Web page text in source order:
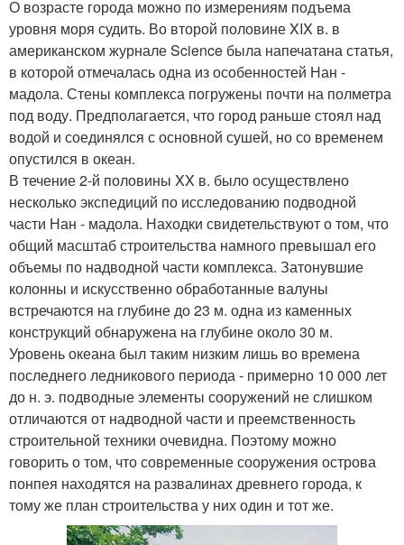
О возрасте города можно по измерениям подъема
уровня моря судить. Во второй половине XIX в. в
американском журнале Science была напечатана статья,
в которой отмечалась одна из особенностей Нан -
мадола. Стены комплекса погружены почти на полметра
под воду. Предполагается, что город раньше стоял над
водой и соединялся с основной сушей, но со временем
опустился в океан.
В течение 2-й половины XX в. было осуществлено
несколько экспедиций по исследованию подводной
части Нан - мадола. Находки свидетельствуют о том, что
общий масштаб строительства намного превышал его
объемы по надводной части комплекса. Затонувшие
колонны и искусственно обработанные валуны
встречаются на глубине до 23 м. одна из каменных
конструкций обнаружена на глубине около 30 м.
Уровень океана был таким низким лишь во времена
последнего ледникового периода - примерно 10 000 лет
до н. э. подводные элементы сооружений не слишком
отличаются от надводной части и преемственность
строительной техники очевидна. Поэтому можно
говорить о том, что современные сооружения острова
понпея находятся на развалинах древнего города, к
тому же план строительства у них один и тот же.